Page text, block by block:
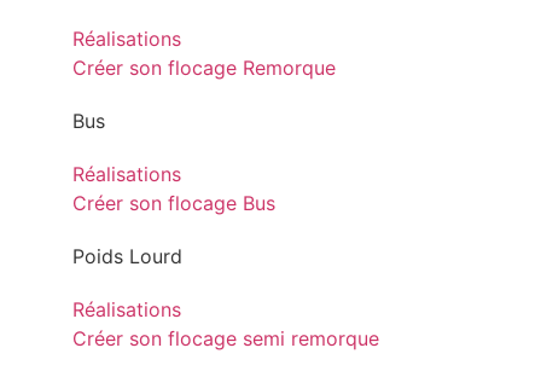
Réalisations
Créer son flocage Remorque
Bus
Réalisations
Créer son flocage Bus
Poids Lourd
Réalisations
Créer son flocage semi remorque